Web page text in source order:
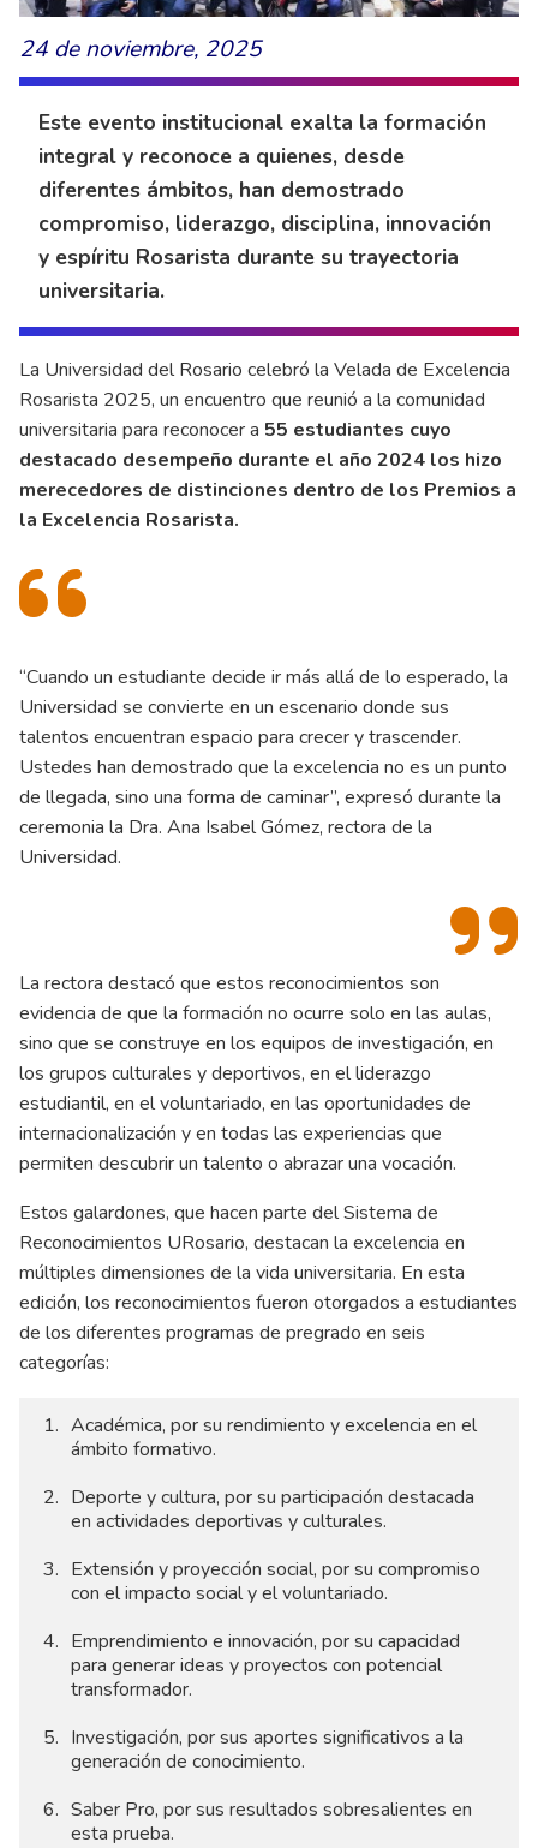
24 de noviembre, 2025
Este evento institucional exalta la formación
integral y reconoce a quienes, desde
diferentes ámbitos, han demostrado
compromiso, liderazgo, disciplina, innovación
y espíritu Rosarista durante su trayectoria
universitaria.
La Universidad del Rosario celebró la Velada de Excelencia
Rosarista 2025, un encuentro que reunió a la comunidad
universitaria para reconocer a 55 estudiantes cuyo
destacado desempeño durante el año 2024 los hizo
merecedores de distinciones dentro de los Premios a
la Excelencia Rosarista.
“Cuando un estudiante decide ir más allá de lo esperado, la
Universidad se convierte en un escenario donde sus
talentos encuentran espacio para crecer y trascender.
Ustedes han demostrado que la excelencia no es un punto
de llegada, sino una forma de caminar”, expresó durante la
ceremonia la Dra. Ana Isabel Gómez, rectora de la
Universidad.
La rectora destacó que estos reconocimientos son
evidencia de que la formación no ocurre solo en las aulas,
sino que se construye en los equipos de investigación, en
los grupos culturales y deportivos, en el liderazgo
estudiantil, en el voluntariado, en las oportunidades de
internacionalización y en todas las experiencias que
permiten descubrir un talento o abrazar una vocación.
Estos galardones, que hacen parte del Sistema de
Reconocimientos URosario, destacan la excelencia en
múltiples dimensiones de la vida universitaria. En esta
edición, los reconocimientos fueron otorgados a estudiantes
de los diferentes programas de pregrado en seis
categorías:
Académica, por su rendimiento y excelencia en el
ámbito formativo.
Deporte y cultura, por su participación destacada
en actividades deportivas y culturales.
Extensión y proyección social, por su compromiso
con el impacto social y el voluntariado.
Emprendimiento e innovación, por su capacidad
para generar ideas y proyectos con potencial
transformador.
Investigación, por sus aportes significativos a la
generación de conocimiento.
Saber Pro, por sus resultados sobresalientes en
esta prueba.